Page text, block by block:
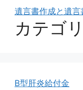
遺言書作成と遺言
カテゴ
B型肝炎給付金